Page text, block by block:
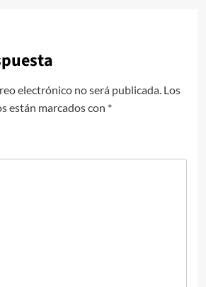
electrónico no será publicada. Los
están marcados con *